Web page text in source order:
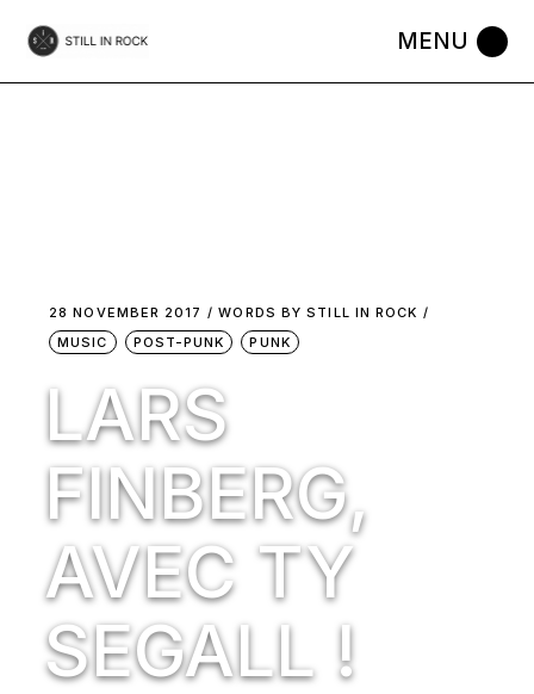
the
28 NOVEMBER 2017 WORDS BYSTILL IN ROCK
MUSIC
POST-PUNK PUNK
LARS
FINBERG,
AVEC TY
SEGALL !